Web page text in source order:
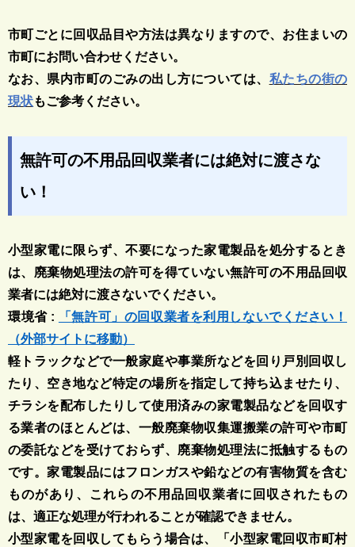
市町ごとに回収品目や方法は異なりますので、お住まいの
市町にお問い合わせください。
なお、県内市町のごみの出し方については、 私たちの街の
現状もご参考ください。
無許可の不用品回収業者には絶対に渡さな
い！
小型家電に限らず、不要になった家電製品を処分するとき
は、廃棄物処理法の許可を得ていない無許可の不用品回収
業者には絶対に渡さないでください。
環境省 :
「無許可」の回収業者を利用しないでください！
（外部サイトに移動）
軽トラックなどで一般家庭や事業所などを回り戸別回収し
たり、空き地など特定の場所を指定して持ち込ませたり、
チラシを配布したりして使用済みの家電製品などを回収す
る業者のほとんどは、一般廃棄物収集運搬業の許可や市町
の委託などを受けておらず、廃棄物処理法に抵触するもの
です。家電製品にはフロンガスや鉛などの有害物質を含む
ものがあり、これらの不用品回収業者に回収されたもの
は、適正な処理が行われることが確認できません。
小型家電を回収してもらう場合は、「小型家電回収市町村